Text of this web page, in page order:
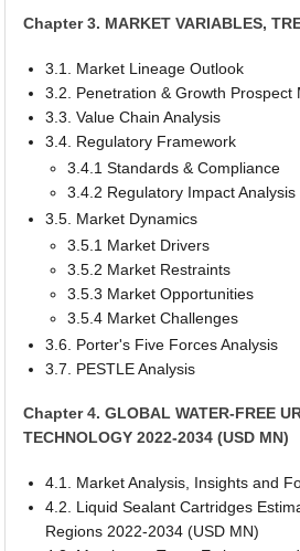
Chapter 3. MARKET VARIABLES,
3.1. Market Lineage Outlook
3.2. Penetration & Growth Prospect
3.3. Value Chain Analysis
3.4. Regulatory Framework
3.4.1 Standards & Compliance
3.4.2 Regulatory Impact Analysis
3.5. Market Dynamics
3.5.1 Market Drivers
3.5.2 Market Restraints
3.5.3 Market Opportunities
3.5.4 Market Challenges
3.6. Porter's Five Forces Analysis
3.7. PESTLE Analysis
Chapter 4. GLOBAL WATER-FREE
TECHNOLOGY 2022-2034 (USD MN)
4.1. Market Analysis, Insights and
4.2. Liquid Sealant Cartridges
Regions 2022-2034 (USD MN)